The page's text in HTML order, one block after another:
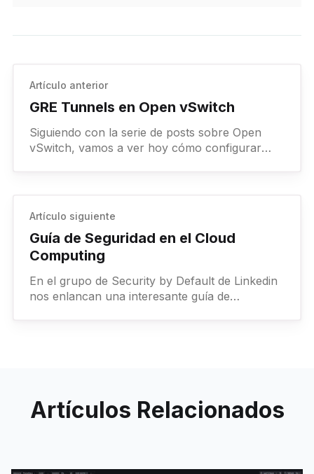
Artículo anterior
GRE Tunnels en Open vSwitch
Siguiendo con la serie de posts sobre Open
vSwitch, vamos a ver hoy cómo configurar
Artículo siguiente
Guía de Seguridad en el Cloud
Computing
En el grupo de Security by Default de Linkedin
nos enlancan una interesante guía de
Artículos Relacionados